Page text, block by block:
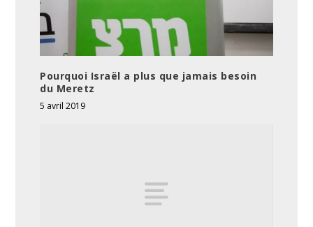
Pourquoi Israël a plus que jamais besoin
du Meretz
5 avril 2019